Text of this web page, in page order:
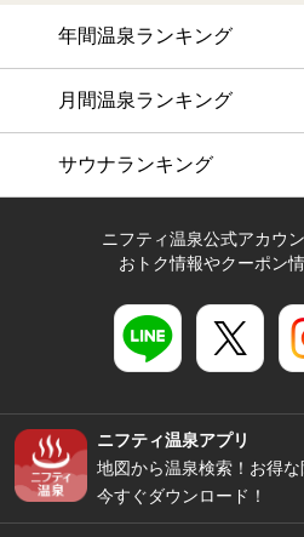
年間温泉ランキング
月間温泉ランキング
サウナランキング
ニフティ温泉公式アカウ
おトク情報やクーポン
ニフティ温泉アプリ
地図から温泉検索！お得な
今すぐダウンロード！